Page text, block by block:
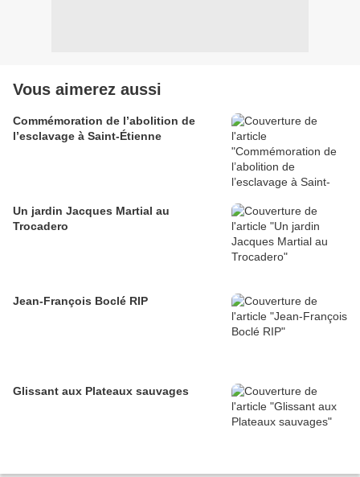
Vous aimerez aussi
Commémoration de l’abolition de
l’esclavage à Saint-Étienne
Un jardin Jacques Martial au
Trocadero
Jean-François Boclé RIP
Glissant aux Plateaux sauvages